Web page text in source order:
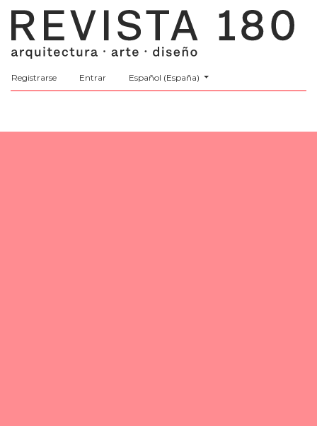
Registrarse Entrar Español (España)